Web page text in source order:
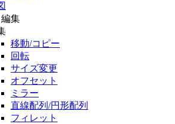
編集
移動/コピー
回転
サイズ変更
オフセット
ミラー
直線配列/円形配列
フィレット